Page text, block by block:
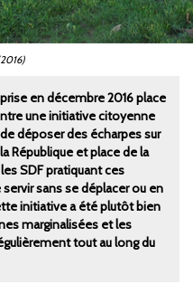
en décembre 2016 place
une initiative citoyenne
déposer des écharpes sur
République et place de la
SDF pratiquant ces
sans se déplacer ou en
initiative a été plutôt bien
marginalisées et les
tout au long du